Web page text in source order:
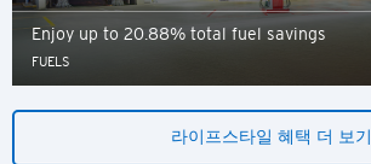
Enjoy up to 20.88% total fuel savings
FUELS
라이프스타일 혜택 더 보기